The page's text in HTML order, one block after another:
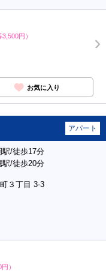
3,500円）
お気に入り
アパート
駅/徒歩17分
駅/徒歩20分
３丁目 3-3
）